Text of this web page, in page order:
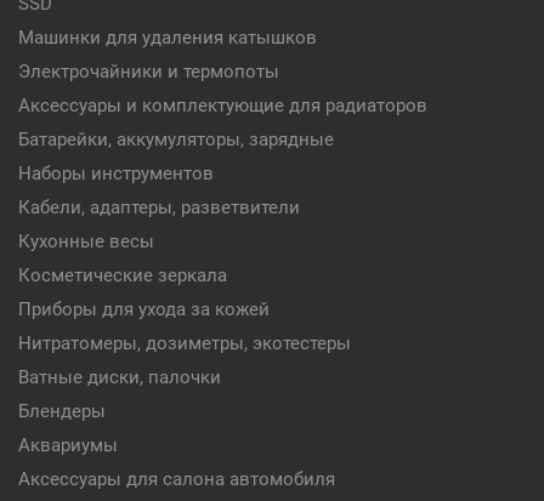
Машинки для удаления катышков
Электрочайники и термопоты
Аксессуары и комплектующие для радиаторов
Батарейки, аккумуляторы, зарядные
Наборы инструментов
Кабели, адаптеры, разветвители
Кухонные весы
Косметические зеркала
Приборы для ухода за кожей
Нитратомеры, дозиметры, экотестеры
Ватные диски, палочки
Блендеры
Аквариумы
Аксессуары для салона автомобиля